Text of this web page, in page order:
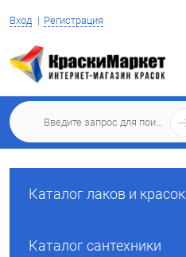
Вход Регистрация
Каталог лаков и красок
Каталог сантехники